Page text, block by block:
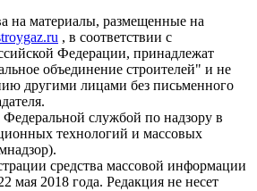
на материалы, размещенные на
, в соответствии с
Федерации, принадлежат
объединение строителей" и не
другими лицами без письменного
Федеральной службой по надзору в
технологий и массовых
средства массовой информации
2018 года. Редакция не несет